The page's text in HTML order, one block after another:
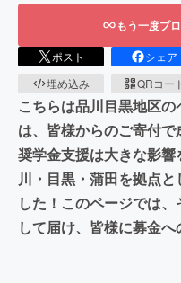
もう一度プ
ポスト シェア
埋め込み
QRコー
こちらは品川目黒地区
は、皆様からのご寄付
奨学金支援は大きな影
川・目黒・蒲田を拠点
した！このページでは
して届け、皆様に募金へ